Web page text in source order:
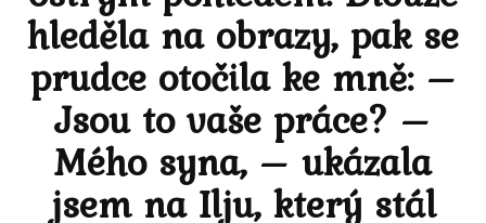
hleděla na obrazy, pak se
prudce otočila ke mně: –
Jsou to vaše práce? –
Mého syna, – ukázala
jsem na Ilju, který stál